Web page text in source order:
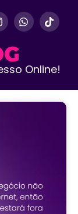
Online!